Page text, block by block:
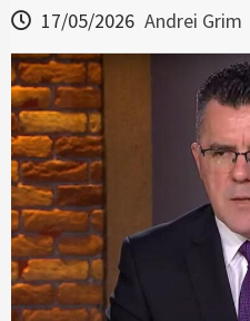
17/05/2026 Andrei Grim